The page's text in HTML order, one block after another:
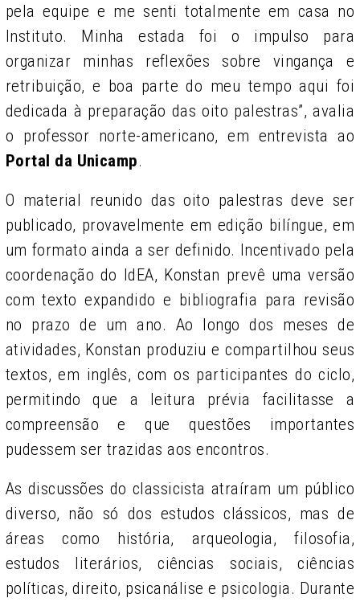
pela equipe e me senti totalmente em casa no
Instituto. Minha estada foi o impulso para
organizar minhas reflexões sobre vingança e
retribuição, e boa parte do meu tempo aqui foi
dedicada à preparação das oito palestras”, avalia
o professor norte-americano, em entrevista ao
Portal da Unicamp.
O material reunido das oito palestras deve ser
publicado, provavelmente em edição bilíngue, em
um formato ainda a ser definido. Incentivado pela
coordenação do IdEA, Konstan prevê uma versão
com texto expandido e bibliografia para revisão
no prazo de um ano. Ao longo dos meses de
atividades, Konstan produziu e compartilhou seus
textos, em inglês, com os participantes do ciclo,
permitindo que a leitura prévia facilitasse a
compreensão e que questões importantes
pudessem ser trazidas aos encontros.
As discussões do classicista atraíram um público
diverso, não só dos estudos clássicos, mas de
áreas como história, arqueologia, filosofia,
estudos literários, ciências sociais, ciências
políticas, direito, psicanálise e psicologia. Durante